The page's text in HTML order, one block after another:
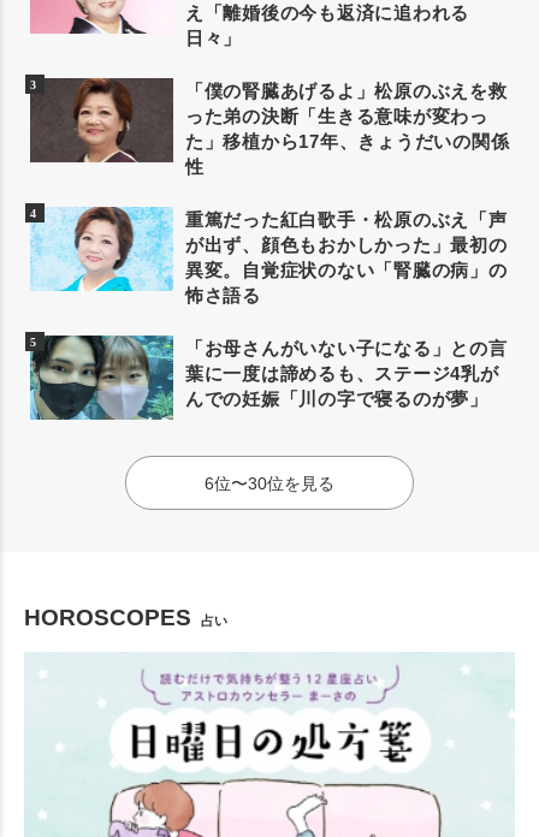
え「離婚後の今も返済に追われる
日々」
「僕の腎臓あげるよ」松原のぶえを救
った弟の決断「生きる意味が変わっ
た」移植から17年、きょうだいの関係
性
重篤だった紅白歌手・松原のぶえ「声
が出ず、顔色もおかしかった」最初の
異変。自覚症状のない「腎臓の病」の
怖さ語る
「お母さんがいない子になる」との言
葉に一度は諦めるも、ステージ4乳が
んでの妊娠「川の字で寝るのが夢」
6位〜30位を見る
HOROSCOPES 占い